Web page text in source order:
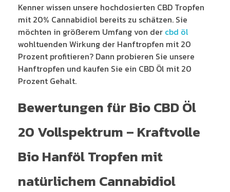
Kenner wissen unsere hochdosierten CBD Tropfen
mit 20% Cannabidiol bereits zu schätzen. Sie
möchten in größerem Umfang von der cbd öl
wohltuenden Wirkung der Hanftropfen mit 20
Prozent profitieren? Dann probieren Sie unsere
Hanftropfen und kaufen Sie ein CBD Öl mit 20
Prozent Gehalt.
Bewertungen für Bio CBD Öl
20 Vollspektrum – Kraftvolle
Bio Hanföl Tropfen mit
natürlichem Cannabidiol